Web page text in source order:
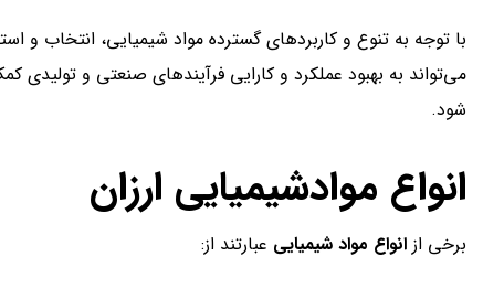
با توجه به تنوع و کاربردهای گسترده مواد شیمیایی، انتخاب و
می‌تواند به بهبود عملکرد و کارایی فرآیندهای صنعتی و
شود.
انواع موادشیمیایی ارزان
برخی از انواع مواد شیمیایی عبارتند از: